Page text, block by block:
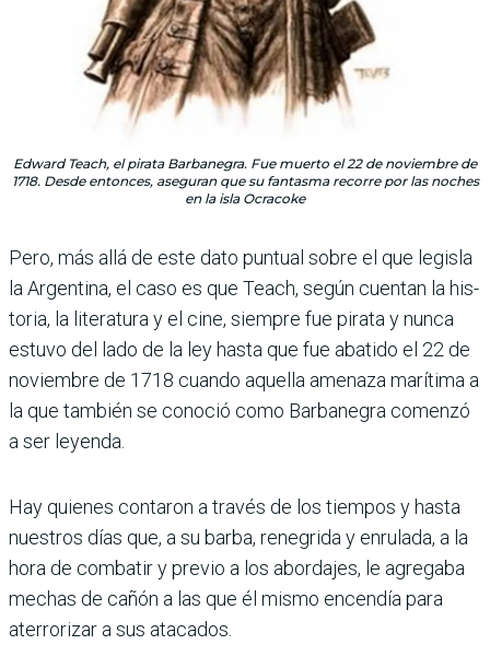
Edward Teach, el pirata Barbanegra. Fue muerto el 22 de noviembre de
1718. Desde entonces, aseguran que su fantasma recorre por las noches
en la isla Ocracoke
Pero, más allá de este dato puntual sobre el que legisla
la Argentina, el caso es que Teach, según cuentan la his­
toria, la literatura y el cine, siempre fue pirata y nunca
estuvo del lado de la ley hasta que fue abatido el 22 de
noviembre de 1718 cuando aquella amenaza marítima a
la que también se conoció como Barbanegra comenzó
a ser leyenda.
Hay quienes contaron a través de los tiempos y hasta
nues­tros días que, a su barba, rene­grida y enrulada, a la
hora de combatir y previo a los abor­dajes, le agregaba
mechas de cañón a las que él mismo encendía para
aterrorizar a sus atacados.